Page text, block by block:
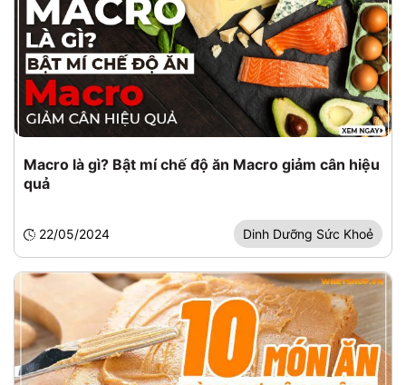
Macro là gì? Bật mí chế độ ăn Macro giảm cân hiệu
quả
22/05/2024 Dinh Dưỡng Sức Khoẻ